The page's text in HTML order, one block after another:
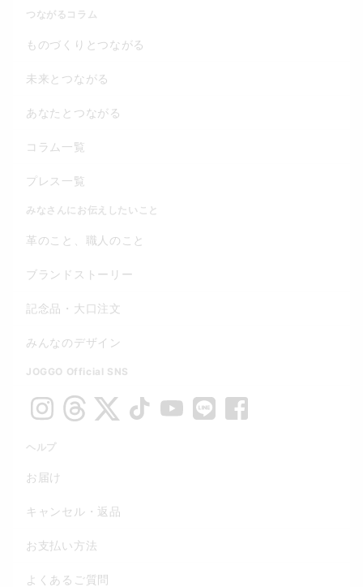
つながるコラム
ものづくりとつながる
未来とつながる
あなたとつながる
コラム一覧
プレス一覧
みなさんにお伝えしたいこと
革のこと、職人のこと
ブランドストーリー
記念品・大口注文
みんなのデザイン
JOGGO Official SNS
ヘルプ
お届け
キャンセル・返品
お支払い方法
よくあるご質問